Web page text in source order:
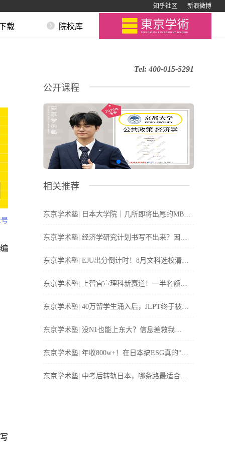
知乎社区 新浪微博
载 院校库
Tel: 400-015-5291
公开课程
相关推荐
东京学术塾| 日本大学院｜几所即将出愿的MBA
东京学术塾| 经济学研究计划书写不出来？因为
东京学术塾| EJU出分倒计时！8月文科选校清单
东京学术塾| 上智官宣理科新赛道！一半名额留
东京学术塾| 40万留学生涌入后，JLPT终于被逼
东京学术塾| 没N1也能上东大？信息差救我
东京学术塾| 年收800w+！在日本搞ESG真的“冷
东京学术塾| 中考后转轨日本，哪条路最适合你